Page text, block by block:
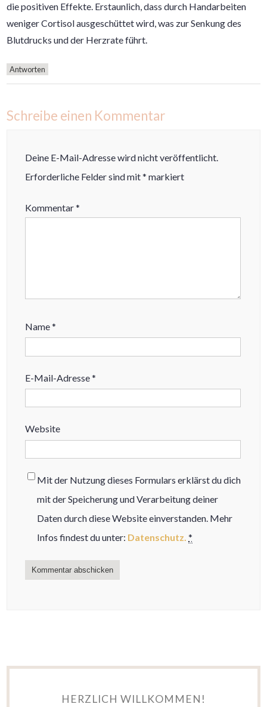
die positiven Effekte. Erstaunlich, dass durch Handarbeiten
weniger Cortisol ausgeschüttet wird, was zur Senkung des
Blutdrucks und der Herzrate führt.
Antworten
Schreibe einen Kommentar
Deine E-Mail-Adresse wird nicht veröffentlicht.
Erforderliche Felder sind mit* markiert
Kommentar*
Name*
E-Mail-Adresse*
Website
Mit der Nutzung dieses Formulars erklärst du dich
mit der Speicherung und Verarbeitung deiner
Daten durch diese Website einverstanden. Mehr
Infos findest du unter: Datenschutz. *
HERZLICH WILLKOMMEN!